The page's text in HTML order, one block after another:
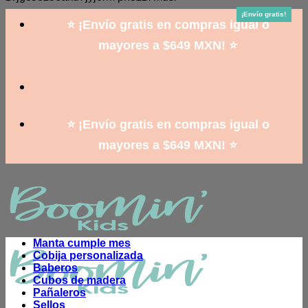
to
content
⭐ ¡Envío gratis en compras igual o
mayores a $649 MXN! ⭐
⭐ ¡Envío gratis en compras igual o
mayores a $649 MXN! ⭐
Manta cumple mes
Cobija personalizada
Baberos
Cubos de madera
Pañaleros
Sellos
¡Envío gratis!
¡Envío gratis!
¡Envío gratis!
¡Envío gratis!
¡Envío gratis!
¡Envío gratis!